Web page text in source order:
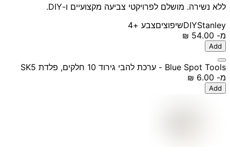
ללא נשירה. מושלם לפרויקטי צביעה מקצועיים ו-DIY.
DIYStanley שיפוציםצבע +4
מ-
Add
Blue Spot Tools - ערכת להבי גירוד 10 חלקים, פלדת SK5
מ-
Add